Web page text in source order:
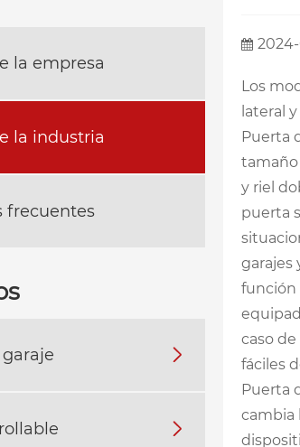
la empresa
la industria
frecuentes


2024-
Los
lateral
‌Puerta
tamaño
y riel
puerta
garajes
función
caso
fáciles
‌Puerta
cambia